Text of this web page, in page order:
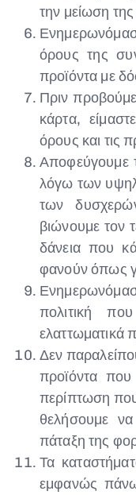
την μείωση
όρους της
προϊόντα με
Πριν
κάρτα,
όρους και τις
Αποφεύγουμε
λόγω των
των
βιώνουμε τον
δάνεια που
φανούν όπως
πολιτική
ελαττωματικά
Δεν
προϊόντα
περίπτωση που
θελήσουμε
πάταξη της
Τα
εμφανώς